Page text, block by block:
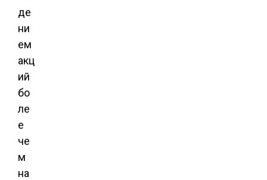
де
ни
ем
акц
ий
бо
ле
е
че
м
на